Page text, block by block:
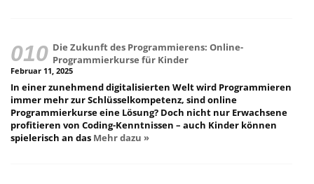
Die Zukunft des Programmierens: Online-
Programmierkurse für Kinder
Februar 11, 2025
In einer zunehmend digitalisierten Welt wird Programmieren
immer mehr zur Schlüsselkompetenz, sind online
Programmierkurse eine Lösung? Doch nicht nur Erwachsene
profitieren von Coding-Kenntnissen – auch Kinder können
spielerisch an das Mehr dazu »